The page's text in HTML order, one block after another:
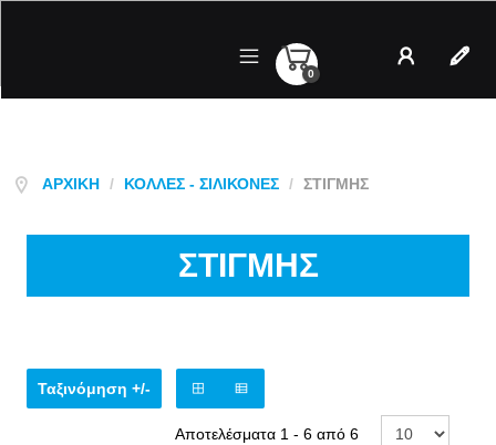
Λογαριασμός
0
ΑΡΧΙΚΉ / ΚΌΛΛΕΣ - ΣΙΛΙΚΌΝΕΣ / ΣΤΙΓΜΗΣ
ΣΤΙΓΜΗΣ
Ταξινόμηση +/-
Αποτελέσματα 1 - 6 από 6